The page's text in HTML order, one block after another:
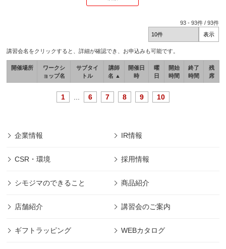
93 -93件 /93件
講習会名をクリックすると、詳細が確認でき、お申込みも可能です。
開催場所
ワークシ
ョップ名
サブタイ
トル
講師
名 ▲
開催日
時
曜
日
開始
時間
終了
時間
残
席
1 6 7 8 9 10
企業情報 IR情報
CSR・環境 採用情報
シモジマのできること 商品紹介
店舗紹介 講習会のご案内
ギフトラッピング WEBカタログ